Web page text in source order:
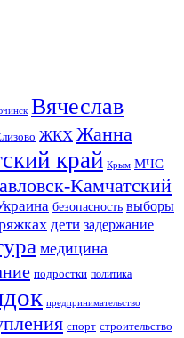
Вячеслав
ЖКХ Жанна
край Крым МЧС
Камчатский
безопасность выборы
дети задержание
медицина
подростки политика
предпринимательство
спорт строительство